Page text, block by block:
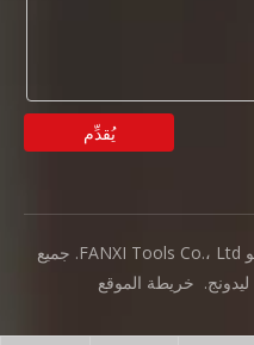
يُقدِّم
هانغتشو FANXI Tools Co.، Ltd. جميع
ليدونج. خريطة الموقع